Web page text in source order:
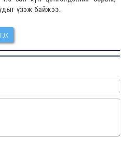
үзэж байжээ.